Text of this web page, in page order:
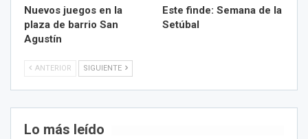
Nuevos juegos en la
plaza de barrio San
Agustín
Este finde: Semana de la
Setúbal
ANTERIOR SIGUIENTE
Lo más leído